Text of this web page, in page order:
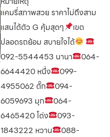
แคมรี่สภาพสวย ราคาไม่ถึงสาม
แสนได้ตัว G คุ้มสุดๆ
เขต
ปลอดรถย้อม สบายใจได้
092-5544453 นานา
064-
6644420 หนึ่ง
099-
4955062 ตั๊ก
094-
6059693 มุก
064-
6465420 โด่ง
093-
1843222 หวาน
088-